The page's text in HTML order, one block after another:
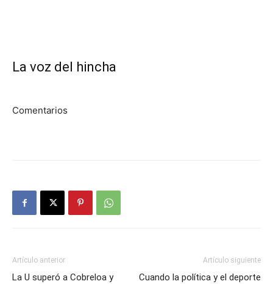
La voz del hincha
Comentarios
Artículo anterior
La U superó a Cobreloa y
Artículo siguiente
Cuando la política y el deporte